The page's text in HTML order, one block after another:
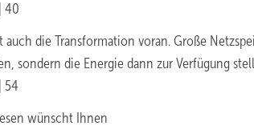
40
die Transformation voran. Große
sondern die Energie dann zur Verfügung
54
wünscht Ihnen